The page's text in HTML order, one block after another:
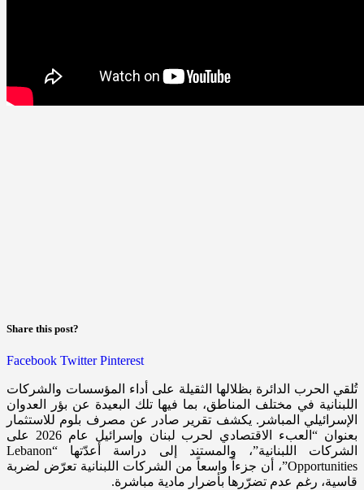
Share this post?
Facebook Twitter Pinterest
تُلقي الحرب الدائرة بظلالها الثقيلة على أداء المؤسسات والشركات
اللبنانية في مختلف المناطق، بما فيها تلك البعيدة عن بؤر العدوان
الإسرائيلي المباشر. يكشف تقرير صادر عن مصرف بلوم للاستثمار
بعنوان “العبء الاقتصادي لحرب لبنان وإسرائيل عام 2026 على
الشركات اللبنانية”، والمستند إلى دراسة أعدّتها “Lebanon
Opportunities”، أن جزءاً واسعاً من الشركات اللبنانية تعرّض لضربة
قاسية، رغم عدم تضرّرها بأضرار مادية مباشرة.